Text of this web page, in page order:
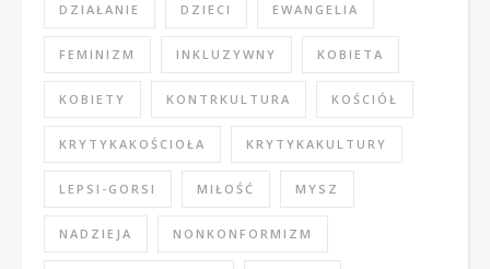
DZIAŁANIE DZIECI EWANGELIA
FEMINIZM INKLUZYWNY KOBIETA
KOBIETY KONTRKULTURA KOŚCIÓŁ
KRYTYKAKOŚCIOŁA KRYTYKAKULTURY
LEPSI-GORSI MIŁOŚĆ MYSZ
NADZIEJA NONKONFORMIZM